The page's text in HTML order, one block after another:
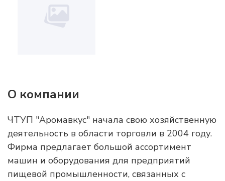
О компании
ЧТУП "Аромавкус" начала свою хозяйственную
деятельность в области торговли в 2004 году.
Фирма предлагает большой ассортимент
машин и оборудования для предприятий
пищевой промышленности, связанных с